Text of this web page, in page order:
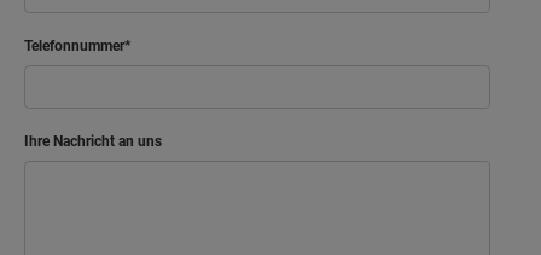
Telefonnummer
Ihre Nachricht an uns